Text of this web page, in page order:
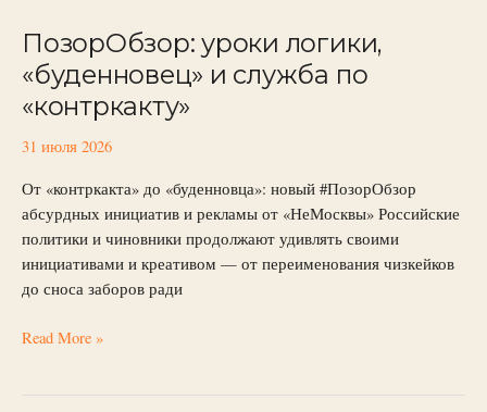
ПозорОбзор: уроки логики,
«буденновец» и служба по
«контркакту»
31 июля 2026
От «контркакта» до «буденновца»: новый #ПозорОбзор
абсурдных инициатив и рекламы от «НеМосквы» Российские
политики и чиновники продолжают удивлять своими
инициативами и креативом — от переименования чизкейков
до сноса заборов ради
ПозорОбзор:
уроки
логики,
«буденновец»
и
по
«контркакту»
Read More »